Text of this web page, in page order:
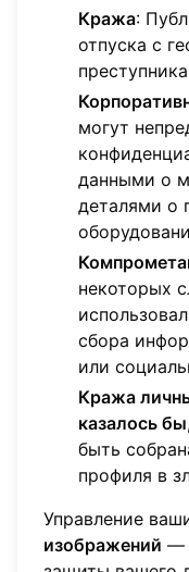
Кража:
отпуска с
могут
данными о
деталями о
некоторых
сбора
или
Кража
казалось
быть
профиля в
Управление
изображений —